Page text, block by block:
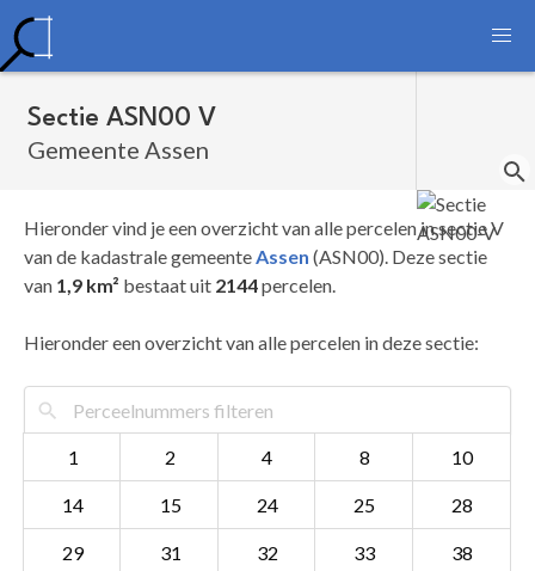
Sectie ASN00 V
Gemeente Assen
Hieronder vind je een overzicht van alle percelen in sectie V
van de kadastrale gemeenteAssen (ASN00). Deze sectie
van 1,9 km² bestaat uit 2144percelen.
Hieronder een overzicht van alle percelen in deze sectie:
1 2 4 8 10
14 15 24 25 28
29 31 32 33 38